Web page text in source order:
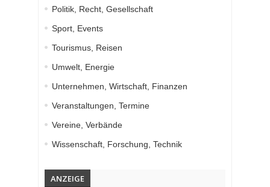
Politik, Recht, Gesellschaft
Sport, Events
Tourismus, Reisen
Umwelt, Energie
Unternehmen, Wirtschaft, Finanzen
Veranstaltungen, Termine
Vereine, Verbände
Wissenschaft, Forschung, Technik
ANZEIGE